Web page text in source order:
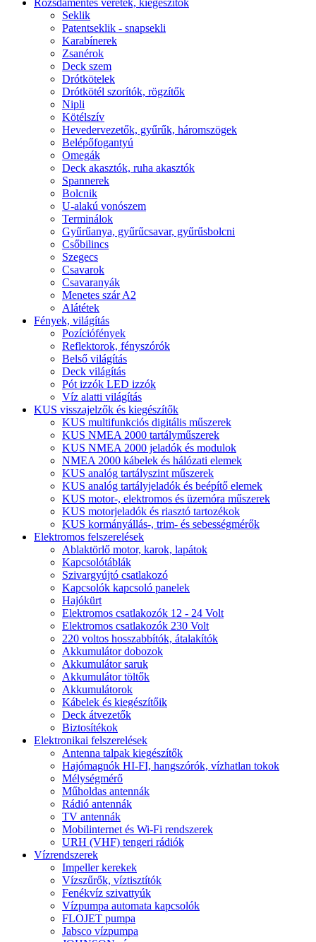
Rozsdamentes veretek, kiegészítők
Seklik
Patentseklik - snapsekli
Karabínerek
Zsanérok
Deck szem
Drótkötelek
Drótkötél szorítók, rögzítők
Nipli
Kötélszív
Hevedervezetők, gyűrűk, háromszögek
Belépőfogantyú
Omegák
Deck akasztók, ruha akasztók
Spannerek
Bolcnik
U-alakú vonószem
Terminálok
Gyűrűanya, gyűrűcsavar, gyűrűsbolcni
Csőbilincs
Szegecs
Csavarok
Csavaranyák
Menetes szár A2
Alátétek
Fények, világítás
Pozíciófények
Reflektorok, fényszórók
Belső világítás
Deck világítás
Pót izzók LED izzók
Víz alatti világítás
KUS visszajelzők és kiegészítők
KUS multifunkciós digitális műszerek
KUS NMEA 2000 tartályműszerek
KUS NMEA 2000 jeladók és modulok
NMEA 2000 kábelek és hálózati elemek
KUS analóg tartályszint műszerek
KUS analóg tartályjeladók és beépítő elemek
KUS motor-, elektromos és üzemóra műszerek
KUS motorjeladók és riasztó tartozékok
KUS kormányállás-, trim- és sebességmérők
Elektromos felszerelések
Ablaktörlő motor, karok, lapátok
Kapcsolótáblák
Szivargyújtó csatlakozó
Kapcsolók kapcsoló panelek
Hajókürt
Elektromos csatlakozók 12 - 24 Volt
Elektromos csatlakozók 230 Volt
220 voltos hosszabbítók, átalakítók
Akkumulátor dobozok
Akkumulátor saruk
Akkumulátor töltők
Akkumulátorok
Kábelek és kiegészítőik
Deck átvezetők
Biztosítékok
Elektronikai felszerelések
Antenna talpak kiegészítők
Hajómagnók HI-FI, hangszórók, vízhatlan tokok
Mélységmérő
Műholdas antennák
Rádió antennák
TV antennák
Mobilinternet és Wi-Fi rendszerek
URH (VHF) tengeri rádiók
Vízrendszerek
Impeller kerekek
Vízszűrők, víztisztítók
Fenékvíz szivattyúk
Vízpumpa automata kapcsolók
FLOJET pumpa
Jabsco vízpumpa